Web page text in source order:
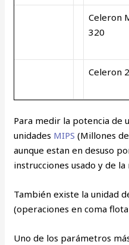
Celeron
320
Celeron
Para medir la potencia de
unidades MIPS (Millones
aunque estan en desuso
instrucciones usado y de
También existe la unidad
(operaciones en coma
Uno de los parámetros